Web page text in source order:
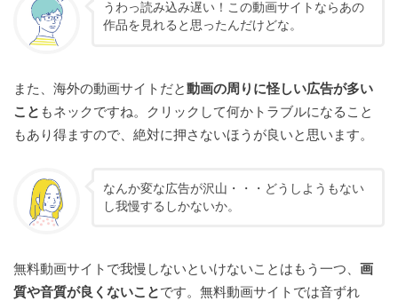
うわっ読み込み遅い！この動画サイトならあの
作品を見れると思ったんだけどな。
また、海外の動画サイトだと動画の周りに怪しい広告が多い
こと もネックですね。クリックして何かトラブルになること
もあり得ますので、絶対に押さないほうが良いと思います。
なんか変な広告が沢山・・・どうしようもない
し我慢するしかないか。
無料動画サイトで我慢しないといけないことはもう一つ、 画
質や音質が良くないことです。無料動画サイトでは音ずれ